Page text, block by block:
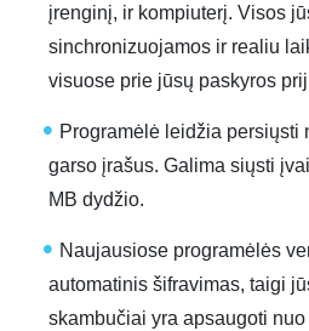
įrenginį, ir kompiuterį. Visos
sinchronizuojamos ir realiu
visuose prie jūsų paskyros
Programėlė leidžia persiųsti
garso įrašus. Galima siųsti
MB dydžio.
Naujausiose programėlės
automatinis šifravimas, taigi
skambučiai yra apsaugoti